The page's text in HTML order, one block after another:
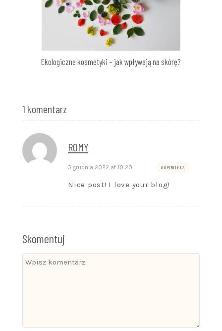
Ekologiczne kosmetyki – jak wpływają na skórę?
1 komentarz
ROMY
5 grudnia 2022 at 10:20 ODPOWIEDZ
Nice post! I love your blog!
Skomentuj